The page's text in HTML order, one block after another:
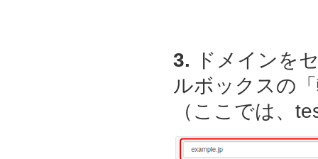
3. ドメインを
ルボックスの
（ここでは、